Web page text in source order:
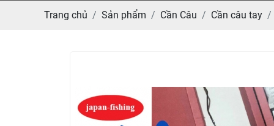
Trang chủ Sản phẩm Cần Câu Cần câu tay